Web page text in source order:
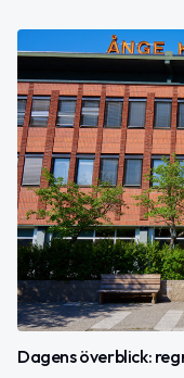
Dagens överblick: